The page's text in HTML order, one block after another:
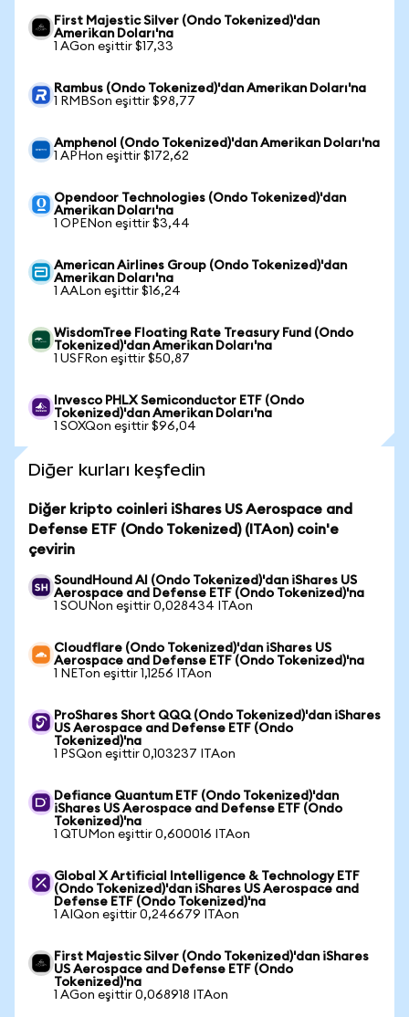
First Majestic Silver (Ondo Tokenized)'dan
Amerikan Doları'na
1 AGon eşittir $17,33
Rambus (Ondo Tokenized)'dan Amerikan Doları'na
1 RMBSon eşittir $98,77
Amphenol (Ondo Tokenized)'dan Amerikan Doları'na
1 APHon eşittir $172,62
Opendoor Technologies (Ondo Tokenized)'dan
Amerikan Doları'na
1 OPENon eşittir $3,44
American Airlines Group (Ondo Tokenized)'dan
Amerikan Doları'na
1 AALon eşittir $16,24
WisdomTree Floating Rate Treasury Fund (Ondo
Tokenized)'dan Amerikan Doları'na
1 USFRon eşittir $50,87
Invesco PHLX Semiconductor ETF (Ondo
Tokenized)'dan Amerikan Doları'na
1 SOXQon eşittir $96,04
Diğer kurları keşfedin
Diğer kripto coinleri iShares US Aerospace and
Defense ETF (Ondo Tokenized) (ITAon) coin'e
çevirin
SoundHound AI (Ondo Tokenized)'dan iShares US
Aerospace and Defense ETF (Ondo Tokenized)'na
1 SOUNon eşittir 0,028434 ITAon
Cloudflare (Ondo Tokenized)'dan iShares US
Aerospace and Defense ETF (Ondo Tokenized)'na
1 NETon eşittir 1,1256 ITAon
ProShares Short QQQ (Ondo Tokenized)'dan iShares
US Aerospace and Defense ETF (Ondo
Tokenized)'na
1 PSQon eşittir 0,103237 ITAon
Defiance Quantum ETF (Ondo Tokenized)'dan
iShares US Aerospace and Defense ETF (Ondo
Tokenized)'na
1 QTUMon eşittir 0,600016 ITAon
Global X Artificial Intelligence & Technology ETF
(Ondo Tokenized)'dan iShares US Aerospace and
Defense ETF (Ondo Tokenized)'na
1 AIQon eşittir 0,246679 ITAon
First Majestic Silver (Ondo Tokenized)'dan iShares
US Aerospace and Defense ETF (Ondo
Tokenized)'na
1 AGon eşittir 0,068918 ITAon